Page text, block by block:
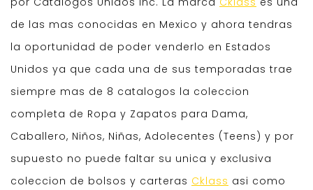
de las mas conocidas en Mexico y ahora tendras
la oportunidad de poder venderlo en Estados
Unidos ya que cada una de sus temporadas trae
siempre mas de 8 catalogos la coleccion
completa de Ropa y Zapatos para Dama,
Caballero, Niños, Niñas, Adolecentes (Teens) y por
supuesto no puede faltar su unica y exclusiva
coleccion de bolsos y carteras Cklass asi como